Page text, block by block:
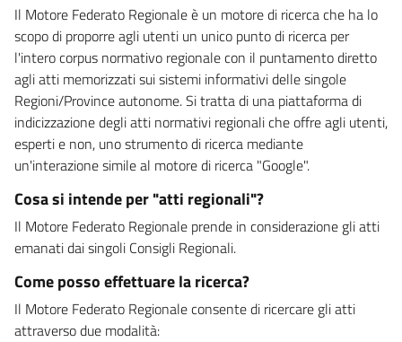
Il Motore Federato Regionale è un motore di ricerca che ha lo
scopo di proporre agli utenti un unico punto di ricerca per
l'intero corpus normativo regionale con il puntamento diretto
agli atti memorizzati sui sistemi informativi delle singole
Regioni/Province autonome. Si tratta di una piattaforma di
indicizzazione degli atti normativi regionali che offre agli utenti,
esperti e non, uno strumento di ricerca mediante
un'interazione simile al motore di ricerca "Google".
Cosa si intende per "atti regionali"?
Il Motore Federato Regionale prende in considerazione gli atti
emanati dai singoli Consigli Regionali.
Come posso effettuare la ricerca?
Il Motore Federato Regionale consente di ricercare gli atti
attraverso due modalità: